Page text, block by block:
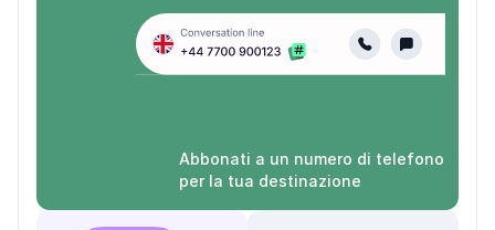
Abbonati a un numero di telefono
per la tua destinazione